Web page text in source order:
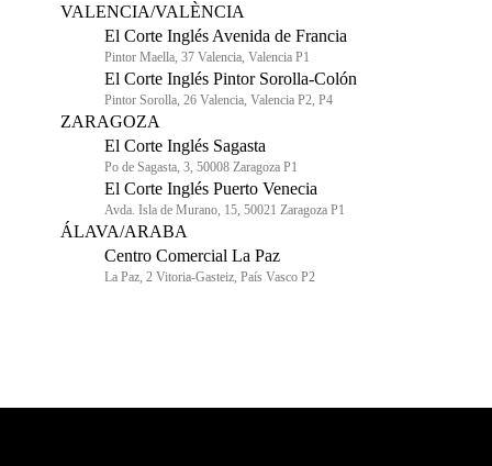
VALENCIA/VALÈNCIA
El Corte Inglés Avenida de Francia
Pintor Maella, 37 Valencia, Valencia P1
El Corte Inglés Pintor Sorolla-Colón
Pintor Sorolla, 26 Valencia, Valencia P2, P4
ZARAGOZA
El Corte Inglés Sagasta
Po de Sagasta, 3, 50008 Zaragoza P1
El Corte Inglés Puerto Venecia
Avda. Isla de Murano, 15, 50021 Zaragoza P1
ÁLAVA/ARABA
Centro Comercial La Paz
La Paz, 2 Vitoria-Gasteiz, País Vasco P2